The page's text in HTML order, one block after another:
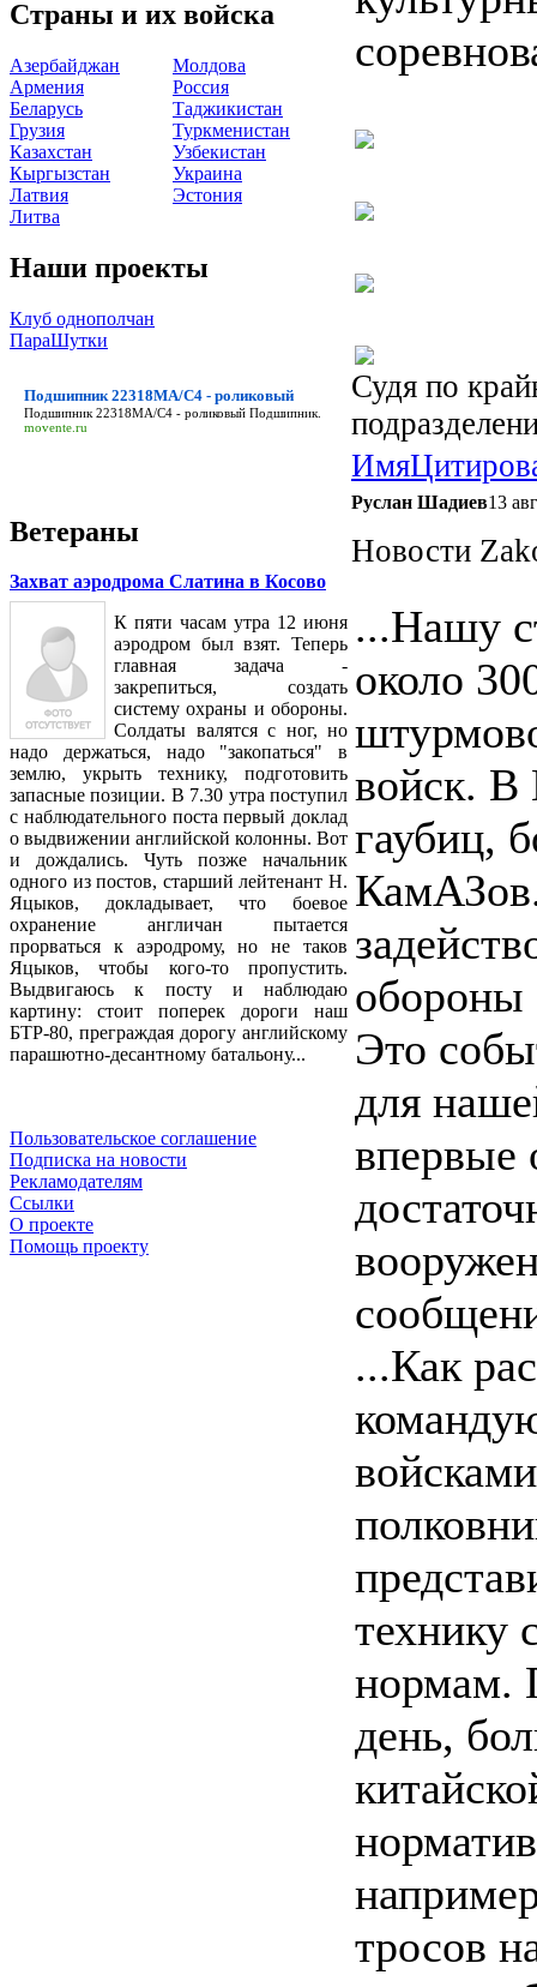
Страны и их войска
Азербайджан
Армения
Беларусь
Грузия
Казахстан
Кыргызстан
Латвия
Литва
Молдова
Россия
Таджикистан
Туркменистан
Узбекистан
Украина
Эстония
Наши проекты
Клуб однополчан
ПараШутки
Подшипник 22318MA/C4 - роликовый
Подшипник 22318MA/C4 - роликовыйПодшипник.
movente.ru
Ветераны
Захват аэродрома Слатина в Косово
К пяти часам утра 12 июня
аэродром был взят. Теперь
главная задача -
закрепиться, создать
систему охраны и обороны.
Солдаты валятся с ног, но
надо держаться, надо "закопаться" в
землю, укрыть технику, подготовить
запасные позиции. В 7.30 утра поступил
с наблюдательного поста первый доклад
о выдвижении английской колонны. Вот
и дождались. Чуть позже начальник
одного из постов, старший лейтенант Н.
Яцыков, докладывает, что боевое
охранение англичан пытается
прорваться к аэродрому, но не таков
Яцыков, чтобы кого-то пропустить.
Выдвигаюсь к посту и наблюдаю
картину: стоит поперек дороги наш
БТР-80, преграждая дорогу английскому
парашютно-десантному батальону...
Пользовательское соглашение
Подписка на новости
Рекламодателям
Ссылки
О проекте
Помощь проекту
Судя по
Имя
Руслан Шадиев13
Новости
...Нашу
около
войск. В
гаубиц,
Это
для
впервые
...Как
технику
нормам.
день,
тросов